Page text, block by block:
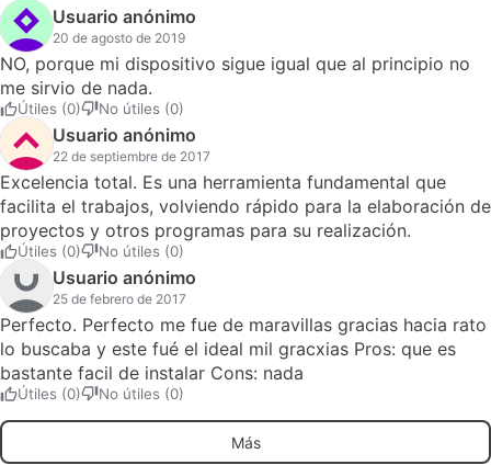
Usuario anónimo
20 de agosto de 2019
NO, porque mi dispositivo sigue igual que al principio no
me sirvio de nada.
Útiles (0) No útiles (0)
Usuario anónimo
22 de septiembre de 2017
Excelencia total. Es una herramienta fundamental que
facilita el trabajos, volviendo rápido para la elaboración de
proyectos y otros programas para su realización.
Útiles (0) No útiles (0)
Usuario anónimo
25 de febrero de 2017
Perfecto. Perfecto me fue de maravillas gracias hacia rato
lo buscaba y este fué el ideal mil gracxias Pros: que es
bastante facil de instalar Cons: nada
Útiles (0) No útiles (0)
Más